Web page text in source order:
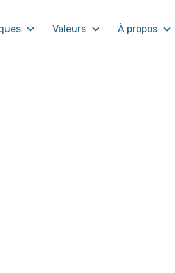
Valeurs À propos